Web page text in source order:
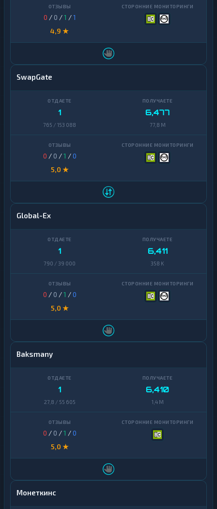
0 / 0 /1 /1
4,9 ★
SwapGate
1
765 / 153 088
6,477
77,8 M
0 / 0 /1 /0
5,0 ★
Global-Ex
1
790 / 39 000
6,411
358 K
0 / 0 /1 /0
5,0 ★
Baksmany
1
27,8 / 55 605
6,410
1,4 M
0 / 0 /1 /0
5,0 ★
Монеткинс